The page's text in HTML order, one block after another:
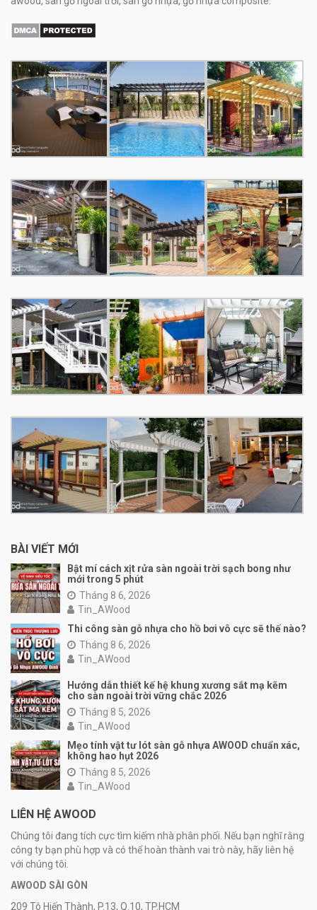
BÀI VIẾT MỚI
Bật mí cách xịt rửa sàn ngoài trời sạch bong như
mới trong 5 phút
Tháng 8 6, 2026
Tin_AWood
Thi công sàn gỗ nhựa cho hồ bơi vô cực sẽ thế nào?
Tháng 8 6, 2026
Tin_AWood
Hướng dẫn thiết kế hệ khung xương sắt mạ kẽm
cho sàn ngoài trời vững chắc 2026
Tháng 8 5, 2026
Tin_AWood
Mẹo tính vật tư lót sàn gỗ nhựa AWOOD chuẩn xác,
không hao hụt 2026
Tháng 8 5, 2026
Tin_AWood
LIÊN HỆ AWOOD
Chúng tôi đang tích cực tìm kiếm nhà phân phối. Nếu bạn nghĩ rằng
công ty bạn phù hợp và có thể hoàn thành vai trò này, hãy liên hệ
với chúng tôi.
AWOOD SÀI GÒN
209 Tô Hiến Thành, P.13, Q.10, TP.HCM